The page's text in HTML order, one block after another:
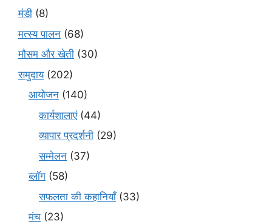
मंडी (8)
मत्स्य पालन (68)
मौसम और खेती (30)
समुदाय(202)
आयोजन (140)
कार्यशालाएं(44)
व्यापार प्रदर्शनी (29)
सम्मेलन (37)
ब्लॉग (58)
सफलता की कहानियाँ(33)
मंच (23)